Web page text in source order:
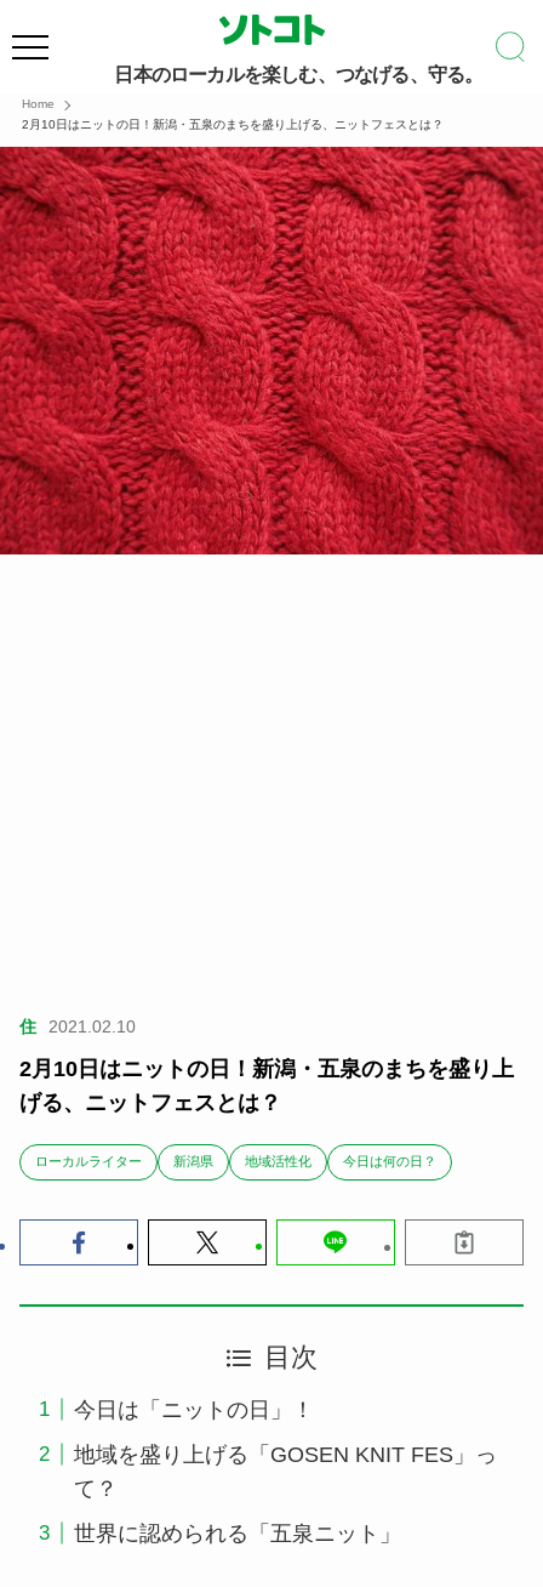
日本のローカルを楽しむ、つなげる、守る。
Home
2月10日はニットの日！新潟・五泉のまちを盛り上げる、ニットフェスとは？
住 2021.02.10
2月10日はニットの日！新潟・五泉のまちを盛り上
げる、ニットフェスとは？
ローカルライター 新潟県 地域活性化 今日は何の日？
目次
今日は「ニットの日」！
地域を盛り上げる「GOSEN KNIT FES」っ
て？
世界に認められる「五泉ニット」